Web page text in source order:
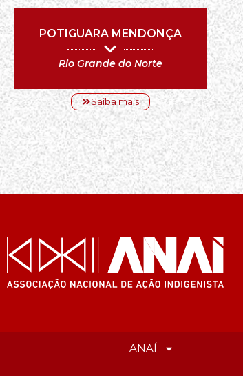
POTIGUARA MENDONÇA
Rio Grande do Norte
Saiba mais
ANAÍ